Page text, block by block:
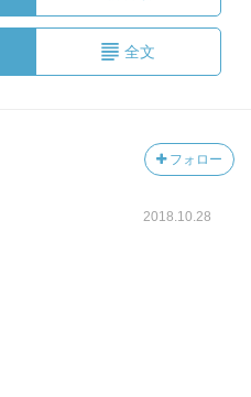
全文
フォロー
2018.10.28